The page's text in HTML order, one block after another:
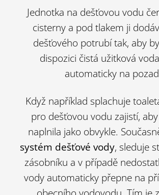
Jednotka na dešťovou vodu
cisterny a pod tlakem ji
dešťového potrubí tak, aby
dispozici čistá užitková
automaticky na
Když například splachuje
pro dešťovou vodu zajistí,
naplnila jako obvykle.
systém dešťové vody, sleduje
zásobníku a v případě
vody automaticky přepne na